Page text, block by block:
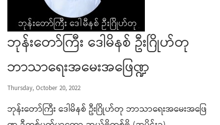
ဘုန်းတော်ကြီး ဒေါမိနစ် ဦးဂြိုဟ်တု
ဘာသာရေးအမေးအဖြေဏ္ဍ
Thursday, October 20, 2022
ဘုန်းတော်ကြီး ဒေါမိနစ် ဦးဂြိုဟ်တု ဘာသာရေးအမေးအဖြေ